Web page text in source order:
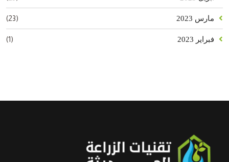
مارس 2023 (23)
فبراير 2023 (1)